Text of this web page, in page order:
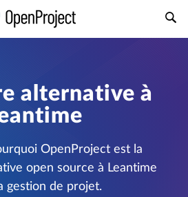
alternative à
OpenProject est la
open source à Leantime
gestion de projet.
onglet